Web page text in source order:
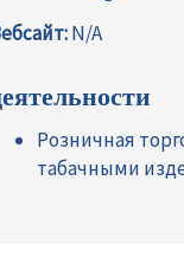
N/A
Розничная
табачными